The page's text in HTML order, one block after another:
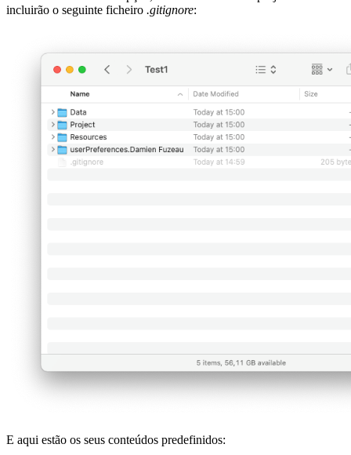
incluirão o seguinte ficheiro .gitignore:
E aqui estão os seus conteúdos predefinidos: